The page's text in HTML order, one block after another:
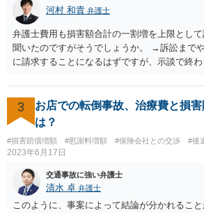
河村 和貴 弁護士
弁護士費用も損害額合計の一割増を上限とし
聞いたのですがそうでしょうか。 →訴訟まで
に請求することになるはずですが、示談で終
ならほとんど充足できるか多くが返ってくる
いいかなと思うのですが。 →LAC基準でもそ
通事故事案ではより定額の費用としている法律
います。費用面も含めて、弁護士さんを検討
ませんね。 かなり具体的な話も多くなってい
い合わせてみるとよいと思います。
3
お店での転倒事故、治療費と損
は？
#損害賠償増額 #慰謝料増額 #保険会社との交渉 #後
2023年6月17日
交通事故に強い弁護士
清水 卓 弁護士
このように、事案によって結論が分かれるこ